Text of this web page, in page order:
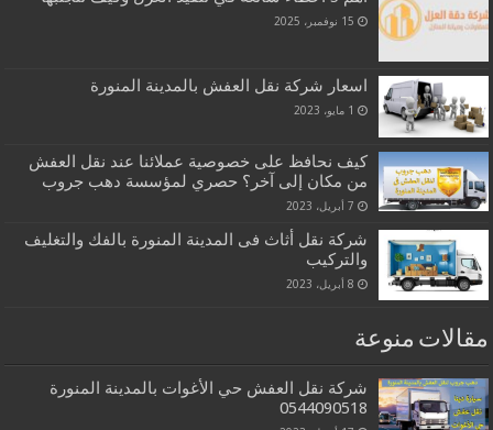
15 نوفمبر، 2025
اسعار شركة نقل العفش بالمدينة المنورة
1 مايو، 2023
كيف نحافظ على خصوصية عملائنا عند نقل العفش
من مكان إلى آخر؟ حصري لمؤسسة دهب جروب
7 أبريل، 2023
شركة نقل أثاث فى المدينة المنورة بالفك والتغليف
والتركيب
8 أبريل، 2023
مقالات منوعة
شركة نقل العفش حي الأغوات بالمدينة المنورة
0544090518